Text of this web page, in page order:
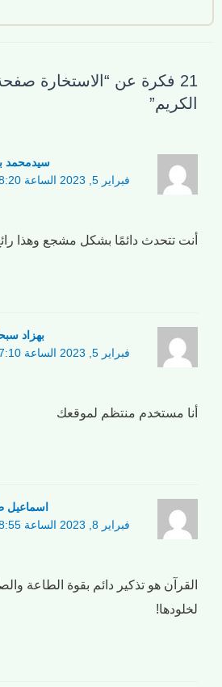
الكريم”
سیدمحمد
فبراير 5, 2023 الساعة 8:20 ص
أنت تتحدث دائمًا بشكل مشجع وهذا
بهزاد
فبراير 5, 2023 الساعة 7:10 م
أنا مستخدم منتظم لموقعك
اسماعیل
فبراير 8, 2023 الساعة 8:55 ص
القرآن هو تذكير دائم بقوة الطاعة
لخلودها!